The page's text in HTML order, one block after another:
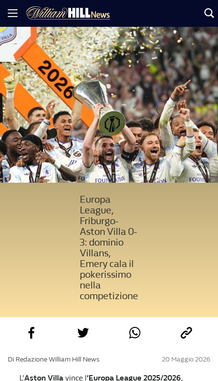
Europa
League,
Friburgo-
Aston Villa 0-
3: dominio
Villans,
Emery cala il
pokerissimo
nella
competizione
Di Redazione William Hill News 20 Maggio 2026
L’Aston Villa vince l‘Europa League 2025/2026,